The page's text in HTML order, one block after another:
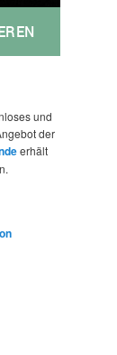
und
der
erhält